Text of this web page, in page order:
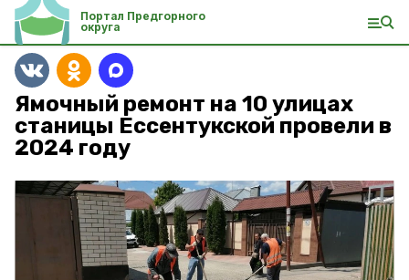
Портал Предгорного
округа
Ямочный ремонт на 10 улицах
станицы Ессентукской провели в
2024 году